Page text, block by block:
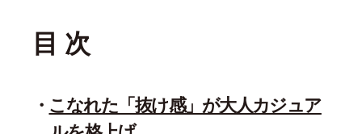
目 次
こなれた「抜け感」が大人カジュア